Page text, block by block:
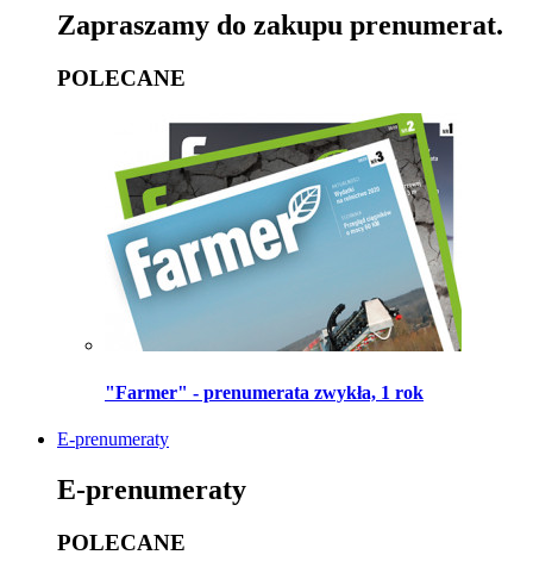
Zapraszamy do zakupu prenumerat.
POLECANE
"Farmer" - prenumerata zwykła, 1 rok
E-prenumeraty
E-prenumeraty
POLECANE